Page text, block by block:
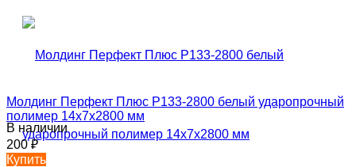
Молдинг Перфект Плюс P133-2800 белый ударопрочный
полимер 14х7х2800 мм
В наличии
200₽
Купить